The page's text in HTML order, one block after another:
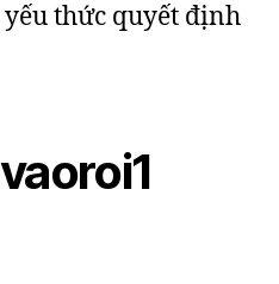
thức quyết định